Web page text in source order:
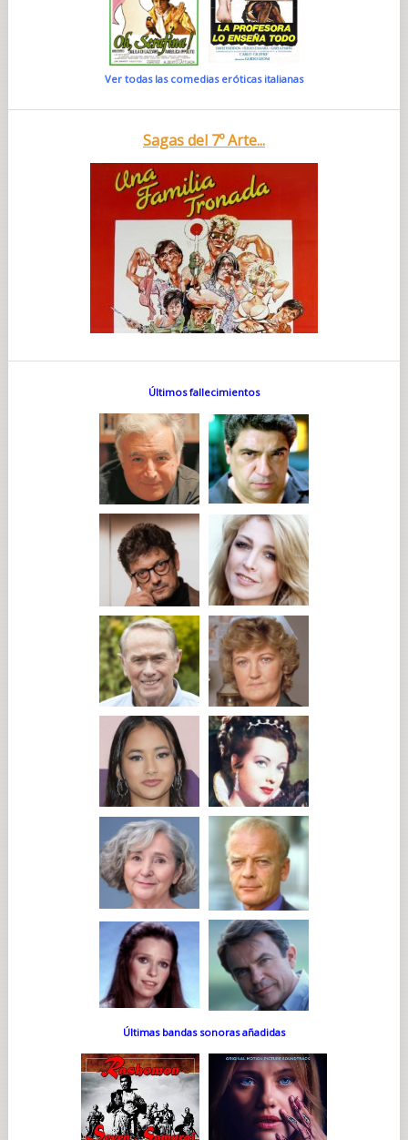
Ver todas las comedias eróticas italianas
Sagas del 7º Arte...
Últimos fallecimientos
Últimas bandas sonoras añadidas